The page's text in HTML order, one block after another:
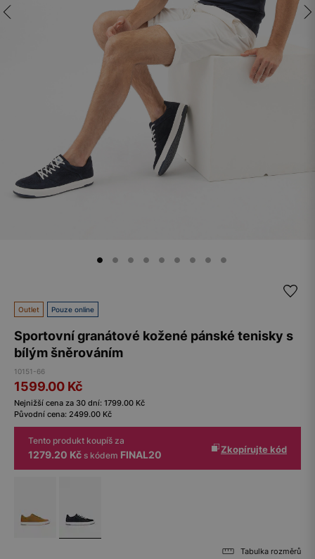
Outlet Pouze online
Sportovní granátové kožené pánské tenisky s
bílým šněrováním
10151-66
1599.00 Kč
Nejnižší cena za 30 dní: 1799.00 Kč
Původní cena: 2499.00 Kč
Tento produkt koupíš za
1279.20 Kč s kódem FINAL20 Zkopírujte kód
Tabulka rozměrů